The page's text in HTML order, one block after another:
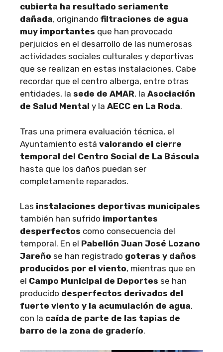
cubierta ha resultado seriamente
dañada, originando filtraciones de agua
muy importantes que han provocado
perjuicios en el desarrollo de las numerosas
actividades sociales culturales y deportivas
que se realizan en estas instalaciones. Cabe
recordar que el centro alberga, entre otras
entidades, la sede de AMAR, la Asociación
de Salud Mental y la AECC en La Roda.
Tras una primera evaluación técnica, el
Ayuntamiento está valorando el cierre
temporal del Centro Social de La Báscula
hasta que los daños puedan ser
completamente reparados.
Las instalaciones deportivas municipales
también han sufrido importantes
desperfectos como consecuencia del
temporal. En el Pabellón Juan José Lozano
Jareño se han registrado goteras y daños
producidos por el viento, mientras que en
el Campo Municipal de Deportes se han
producido desperfectos derivados del
fuerte viento y la acumulación de agua,
con la caída de parte de las tapias de
barro de la zona de graderío.